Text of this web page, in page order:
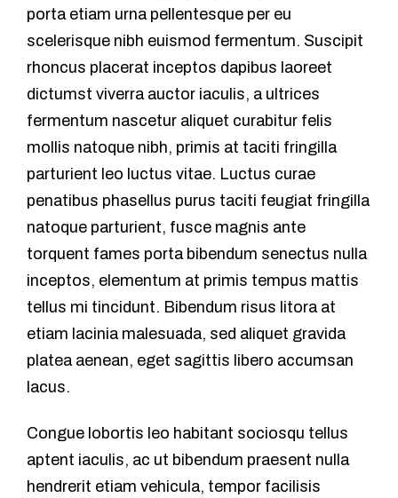
porta etiam urna pellentesque per eu
scelerisque nibh euismod fermentum. Suscipit
rhoncus placerat inceptos dapibus laoreet
dictumst viverra auctor iaculis, a ultrices
fermentum nascetur aliquet curabitur felis
mollis natoque nibh, primis at taciti fringilla
parturient leo luctus vitae. Luctus curae
penatibus phasellus purus taciti feugiat fringilla
natoque parturient, fusce magnis ante
torquent fames porta bibendum senectus nulla
inceptos, elementum at primis tempus mattis
tellus mi tincidunt. Bibendum risus litora at
etiam lacinia malesuada, sed aliquet gravida
platea aenean, eget sagittis libero accumsan
lacus.
Congue lobortis leo habitant sociosqu tellus
aptent iaculis, ac ut bibendum praesent nulla
hendrerit etiam vehicula, tempor facilisis